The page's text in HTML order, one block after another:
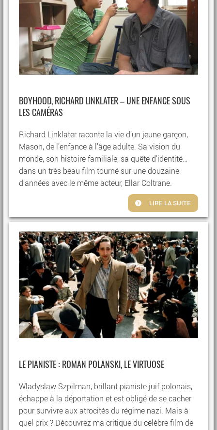
BOYHOOD, RICHARD LINKLATER – UNE ENFANCE SOUS
LES CAMÉRAS
Richard Linklater raconte la vie d’un jeune garçon,
Mason, de l’enfance à l’âge adulte. Sa vision du
monde, son histoire familiale, sa quête d’identité…
dans un très beau film tourné sur une douzaine
d’années avec le même acteur, Ellar Coltrane.
LIRE LA SUITE
LE PIANISTE : ROMAN POLANSKI, LE VIRTUOSE
Wladyslaw Szpilman, brillant pianiste juif polonais,
échappe à la déportation et est obligé de se cacher
pour survivre aux atrocités du régime nazi. Mais à
quel prix ? Découvrez ma critique du célèbre film de